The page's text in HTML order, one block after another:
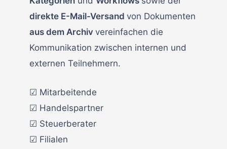
direkte E-Mail-Versand von Dokumenten
aus dem Archiv vereinfachen die
Kommunikation zwischen internen und
externen Teilnehmern.
☑ Mitarbeitende
☑ Handelspartner
☑ Steuerberater
☑ Filialen